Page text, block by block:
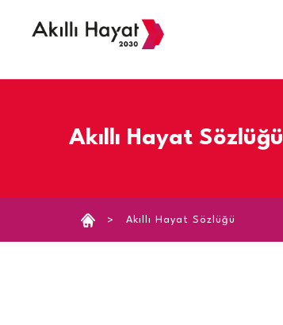
Akıllı Hayat Sözlüğü
Akıllı Hayat Sözlüğü